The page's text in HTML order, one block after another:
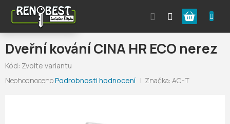
obsah
Nákupní
košík
Dveřní kování CINA HR ECO nerez
Kód: Zvolte variantu
Průměrné
NeohodnocenoPodrobnosti hodnocení Značka:AC-T